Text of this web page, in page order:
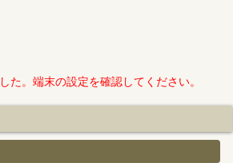
た。端末の設定を確認してください。